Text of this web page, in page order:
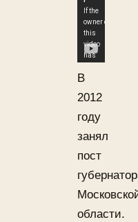
В
2012
году
занял
пост
области.